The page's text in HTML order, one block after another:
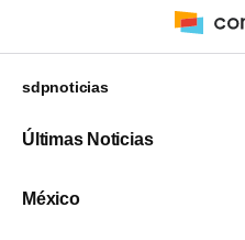
sdpnoticias
Últimas Noticias
México